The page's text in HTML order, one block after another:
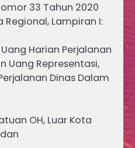
33 Tahun 2020
Lampiran I:
Harian Perjalanan
Uang Representasi,
Dinas Dalam
OH, Luar Kota